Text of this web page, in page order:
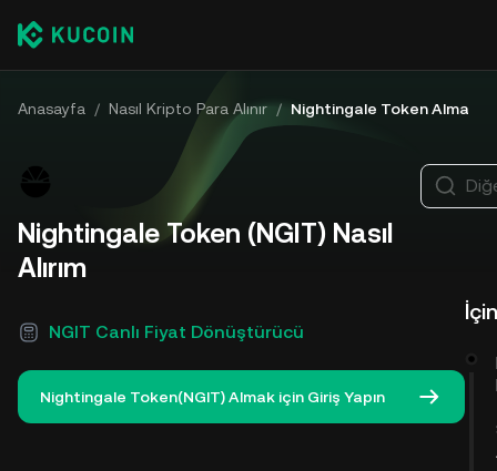
Anasayfa / Nasıl Kripto Para Alınır / Nightingale Token Alma
Nightingale Token (NGIT) Nasıl
Alırım
NGIT Canlı Fiyat Dönüştürücü
Nightingale Token(NGIT) Almak için Giriş Yapın